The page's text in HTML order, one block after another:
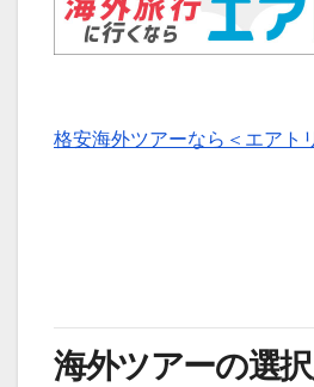
格安海外ツアーなら＜エアト
海外ツアーの選